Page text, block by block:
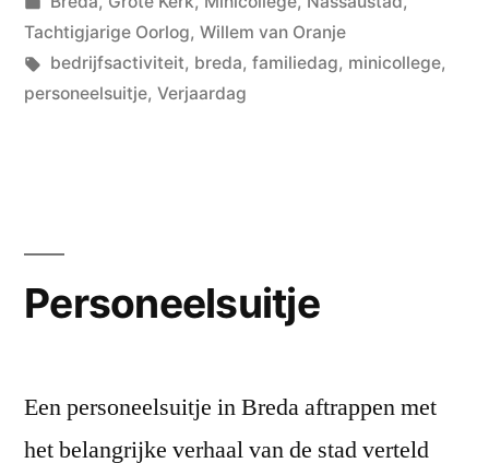
in
Tachtigjarige Oorlog, Willem van Oranje
Tags:
bedrijfsactiviteit, breda, familiedag, minicollege,
personeelsuitje, Verjaardag
Personeelsuitje
Een personeelsuitje in Breda aftrappen met
het belangrijke verhaal van de stad verteld